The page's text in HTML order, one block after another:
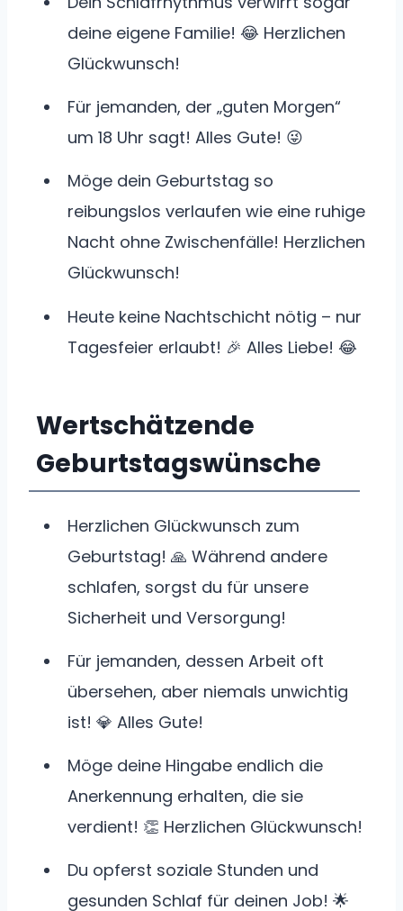
deine eigene Familie! 😂 Herzlichen
Glückwunsch!
Für jemanden, der „guten Morgen“
um 18 Uhr sagt! Alles Gute! 😜
Möge dein Geburtstag so
reibungslos verlaufen wie eine ruhige
Nacht ohne Zwischenfälle! Herzlichen
Glückwunsch!
Heute keine Nachtschicht nötig – nur
Tagesfeier erlaubt! 🎉 Alles Liebe! 😂
Wertschätzende
Geburtstagswünsche
Herzlichen Glückwunsch zum
Geburtstag! 🙏 Während andere
schlafen, sorgst du für unsere
Sicherheit und Versorgung!
Für jemanden, dessen Arbeit oft
übersehen, aber niemals unwichtig
ist! 💎 Alles Gute!
Möge deine Hingabe endlich die
Anerkennung erhalten, die sie
verdient! 👏 Herzlichen Glückwunsch!
Du opferst soziale Stunden und
gesunden Schlaf für deinen Job! 🌟